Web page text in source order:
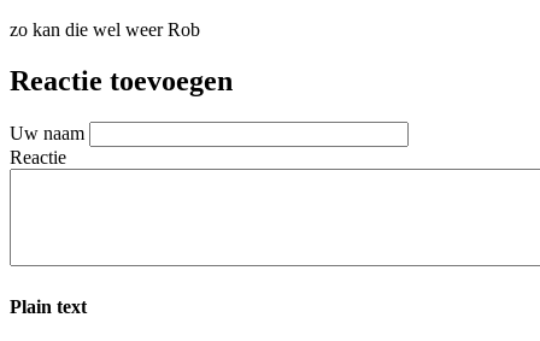
zo kan die wel weer Rob
Reactie toevoegen
Uw naam
Reactie
Plain text